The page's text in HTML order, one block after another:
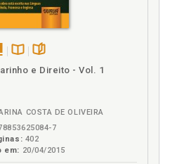
Disponível
e Direito - Vol. 1
COSTA DE OLIVEIRA
7
402
em: 20/04/2015